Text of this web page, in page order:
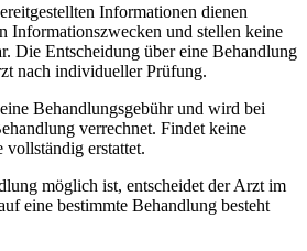
Informationen dienen
Informationszwecken und stellen keine
Die Entscheidung über eine Behandlung
nach individueller Prüfung.
Behandlungsgebühr und wird bei
verrechnet. Findet keine
erstattet.
möglich ist, entscheidet der Arzt im
eine bestimmte Behandlung besteht